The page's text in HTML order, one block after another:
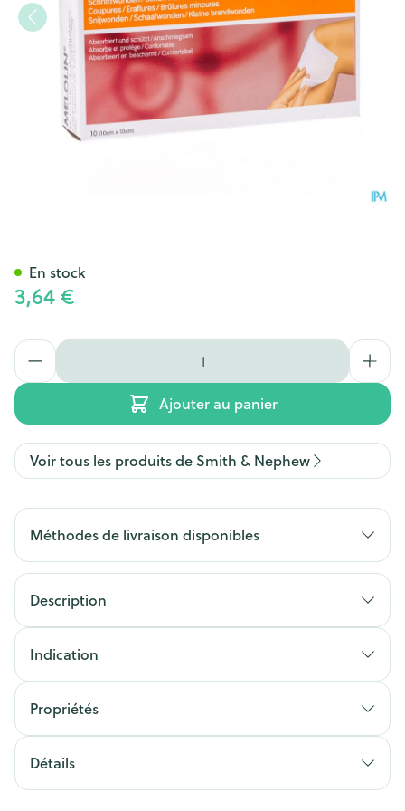
3,64 €
Quantité
Ajouter au panier
En stock
Voir tous les produits de Smith & Nephew
Méthodes de livraison disponibles
Description
Indication
Propriétés
Détails